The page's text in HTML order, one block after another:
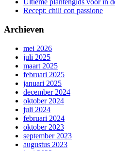
Ultieme plantengids voor in
Recept: chili con passione
Archieven
mei 2026
juli 2025
maart 2025
februari 2025
januari 2025
december 2024
oktober 2024
juli 2024
februari 2024
oktober 2023
september 2023
augustus 2023